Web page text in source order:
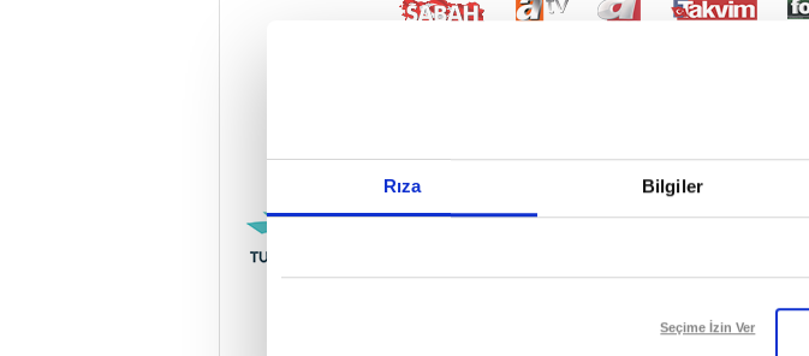
Rıza Bilgiler
Seçime İzin Ver